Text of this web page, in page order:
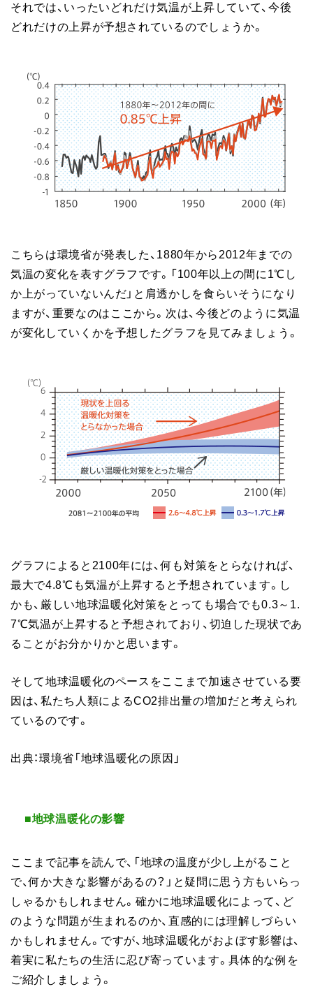
それでは、いったいどれだけ気温が上昇していて、今後
どれだけの上昇が予想されているのでしょうか。
こちらは環境省が発表した、1880年から2012年までの
気温の変化を表すグラフです。「100年以上の間に1℃し
か上がっていないんだ」と肩透かしを食らいそうになり
ますが、重要なのはここから。次は、今後どのように気温
が変化していくかを予想したグラフを見てみましょう。
グラフによると2100年には、何も対策をとらなければ、
最大で4.8℃も気温が上昇すると予想されています。し
かも、厳しい地球温暖化対策をとっても場合でも0.3～1.
7℃気温が上昇すると予想されており、切迫した現状であ
ることがお分かりかと思います。
そして地球温暖化のペースをここまで加速させている要
因は、私たち人類によるCO2排出量の増加だと考えられ
ているのです。
出典：環境省「地球温暖化の原因」
■地球温暖化の影響
ここまで記事を読んで、「地球の温度が少し上がること
で、何か大きな影響があるの？」と疑問に思う方もいらっ
しゃるかもしれません。確かに地球温暖化によって、ど
のような問題が生まれるのか、直感的には理解しづらい
かもしれません。ですが、地球温暖化がおよぼす影響は、
着実に私たちの生活に忍び寄っています。具体的な例を
ご紹介しましょう。